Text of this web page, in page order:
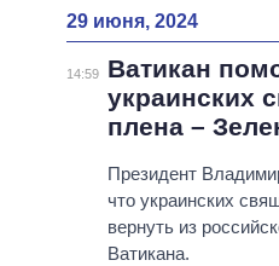
29 июня, 2024
14:59
Ватикан
украинских
плена –
Президент
что украинских
вернуть из
Ватикана.